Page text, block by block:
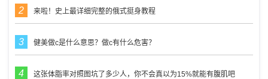
来啦！史上最详细完整的俄式挺身教程
健美做c是什么意思？做c有什么危害？
这张体脂率对照图坑了多少人，你不会真以为15%就能有腹肌吧